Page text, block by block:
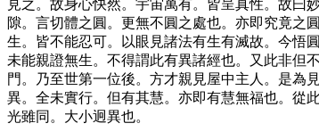
見之。故身心快然。宇宙萬有。皆呈真性。故曰
隙。言切體之圓。更無不圓之處也。亦即究竟之
生。皆不能忍可。以眼見諸法有生有滅故。今悟
未能親證無生。不得謂此有異諸經也。又此非但
門。乃至世第一位後。方才親見屋中主人。是為
異。全未實行。但有其慧。亦即有慧無福也。從
光雖同。大小迥異也。